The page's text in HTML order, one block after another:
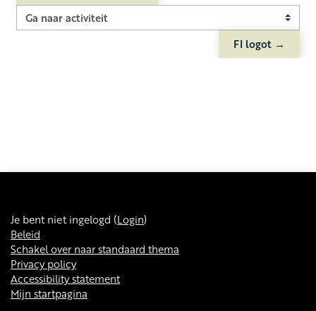
Ga naar activiteit
FI logot →
Je bent niet ingelogd (Login)
Beleid
Schakel over naar standaard thema
Privacy policy
Accessibility statement
Mijn startpagina